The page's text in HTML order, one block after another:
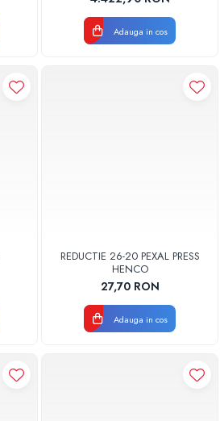
Adauga in cos
REDUCTIE 26-20 PEXAL PRESS
HENCO
27,70 RON
Adauga in cos